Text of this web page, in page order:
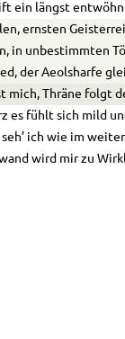
ein längst
ernsten
in unbestimmten
der Aeolsharfe
mich, Thräne folgt
es fühlt sich mild
ich wie im
wird mir zu